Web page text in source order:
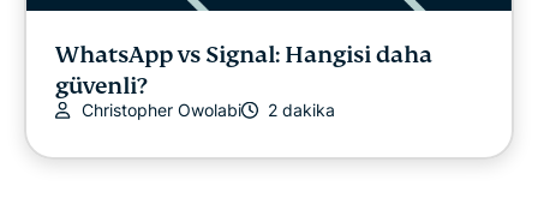
WhatsApp vs Signal: Hangisi daha
güvenli?
Christopher Owolabi 2 dakika